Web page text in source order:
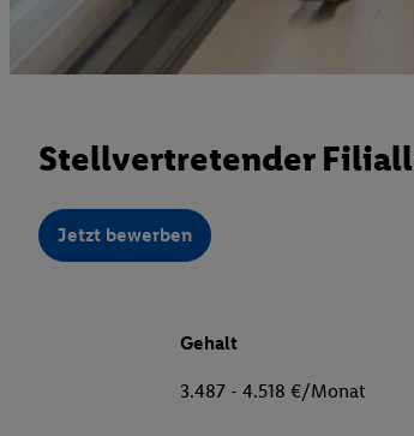
Stellvertretender
Jetzt bewerben
Gehalt
3.487 - 4.518 €/Monat